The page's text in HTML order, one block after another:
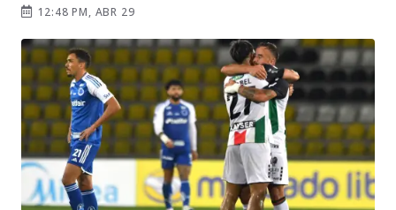
12:48 PM, ABR 29